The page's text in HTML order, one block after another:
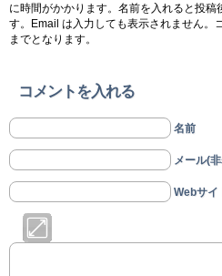
に時間がかかります。名前を入れると投
す。Email は入力しても表示されません。
までとなります。
コメントを入れる
名前
メール(
Webサイ